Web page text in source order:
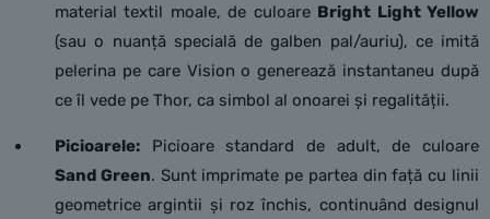
material textil moale, de culoare Bright Light Yellow
(sau o nuanță specială de galben pal/auriu), ce imită
pelerina pe care Vision o generează instantaneu după
ce îl vede pe Thor, ca simbol al onoarei și regalității.
Picioarele: Picioare standard de adult, de culoare
Sand Green. Sunt imprimate pe partea din față cu linii
geometrice argintii și roz închis, continuând designul